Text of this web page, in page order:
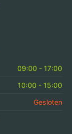
09:00 - 17:00
10:00 - 15:00
Gesloten